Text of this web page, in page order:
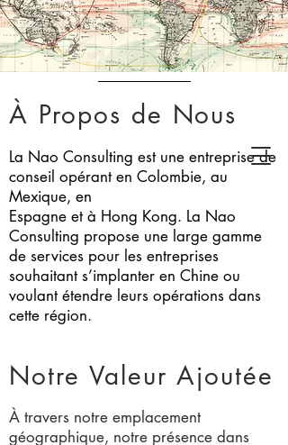
À Propos de Nous
La Nao Consulting est une entreprise de
conseil opérant en Colombie, au
Mexique, en
Espagne et à Hong Kong. La Nao
Consulting propose une large gamme
de services pour les entreprises
souhaitant s’implanter en Chine ou
voulant étendre leurs opérations dans
cette région.
Notre Valeur Ajoutée
À travers notre emplacement
géographique, notre présence dans